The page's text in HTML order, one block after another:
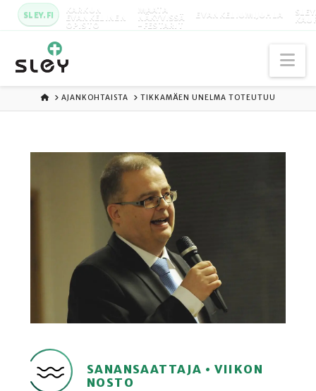
SLEY.FI KARKUN
EVANKELINEN
OPISTO
MAATA
NÄKYVISSÄ
-FESTARIT
EVANKELIUMIJUHLA
ETUSIVU
AJANKOHTAISTA TIKKAMÄEN UNELMA TOTEUTUU
SANANSAATTAJA • VIIKON
NOSTO